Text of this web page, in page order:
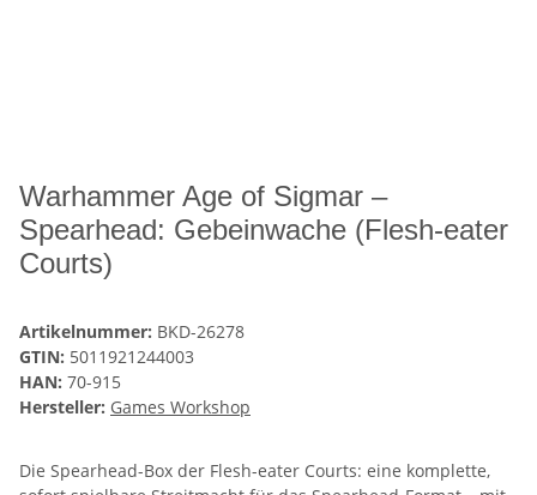
Warhammer Age of Sigmar –
Spearhead: Gebeinwache (Flesh-eater
Courts)
Artikelnummer: BKD-26278
GTIN: 5011921244003
HAN: 70-915
Hersteller: Games Workshop
Die Spearhead-Box der Flesh-eater Courts: eine komplette,